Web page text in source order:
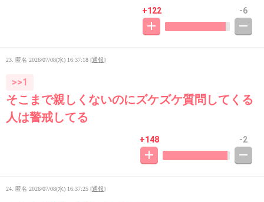
+122 -6
23. 匿名 2026/07/08(水) 16:37:18 [通報]
>>1
そこまで親しくないのにズケズケ質問してくる
人は警戒してる
+148 -2
24. 匿名 2026/07/08(水) 16:37:25 [通報]